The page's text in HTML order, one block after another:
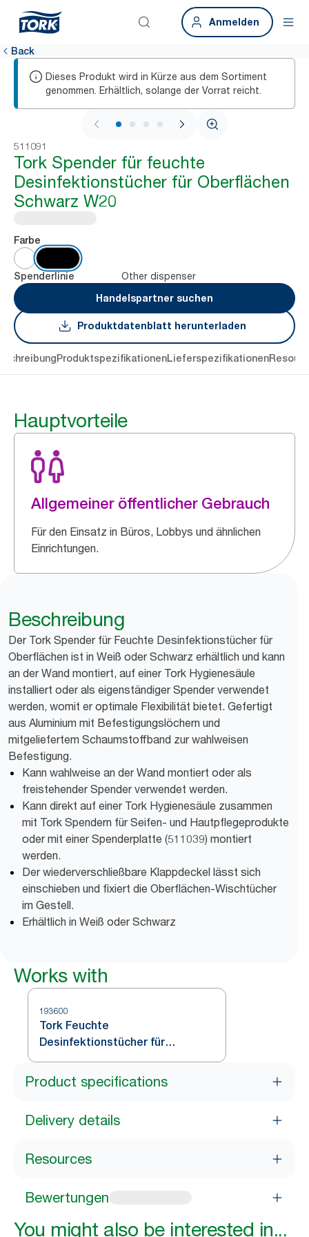
Anmelden
Back
Dieses Produkt wird in Kürze aus dem Sortiment
genommen. Erhältlich, solange der Vorrat reicht.
1 / 4
511091
Tork Spender für feuchte
Desinfektionstücher für Oberflächen
Schwarz W20
Farbe
Spenderlinie
Other dispenser
Handelspartner suchen
Produktdatenblatt herunterladen
ProduktspezifikationenLieferspezifikationen
Hauptvorteile
Allgemeiner öffentlicher Gebrauch
Für den Einsatz in Büros, Lobbys und ähnlichen
Einrichtungen.
Beschreibung
Der Tork Spender für Feuchte Desinfektionstücher für
Oberflächen ist in Weiß oder Schwarz erhältlich und kann
an der Wand montiert, auf einer Tork Hygienesäule
installiert oder als eigenständiger Spender verwendet
werden, womit er optimale Flexibilität bietet. Gefertigt
aus Aluminium mit Befestigungslöchern und
mitgeliefertem Schaumstoffband zur wahlweisen
Befestigung.
Kann wahlweise an der Wand montiert oder als
freistehender Spender verwendet werden.
Kann direkt auf einer Tork Hygienesäule zusammen
mit Tork Spendern für Seifen- und Hautpflegeprodukte
oder mit einer Spenderplatte (511039) montiert
werden.
Der wiederverschließbare Klappdeckel lässt sich
einschieben und fixiert die Oberflächen-Wischtücher
im Gestell.
Erhältlich in Weiß oder Schwarz
Works with
193600
Tork Feuchte
Desinfektionstücher für
Oberflächen Weiß
Product specifications
Delivery details
Resources
Bewertungen
You might also be interested in...